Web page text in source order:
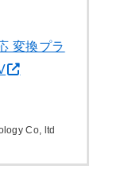
変換プラ
Co, ltd